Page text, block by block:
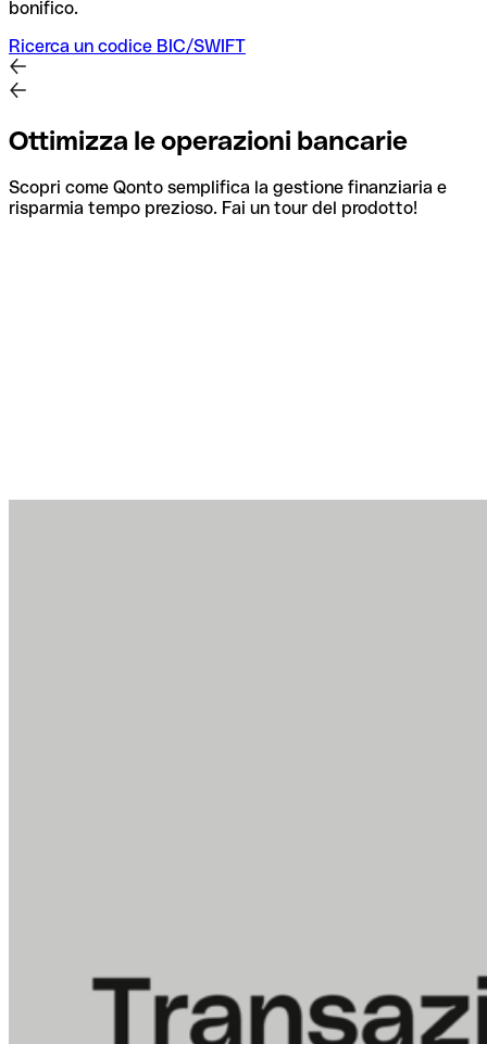
bonifico.
Ricerca un codice BIC/SWIFT
Ottimizza le operazioni bancarie
Scopri come Qonto semplifica la gestione finanziaria e
risparmia tempo prezioso. Fai un tour del prodotto!